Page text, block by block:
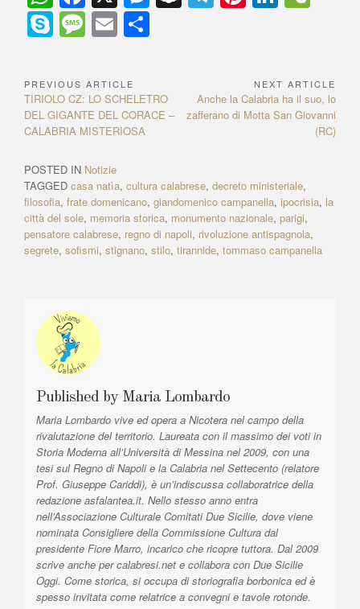
h
at
s
A
p
a
c
e
b
o
k
n
g h
a
m
e
st
e
dI
n
h
at
S
ky
p
e
M
e
ss
a
g
E
m
ail
di
vi
N
a
v
g
a
z
i
PREVIOUS ARTICLE
P
r
e
i
o
u
s
A
r
t
TIRIOLO CZ: LO SCHELETRO
DEL GIGANTE DEL CORACE –
CALABRIA MISTERIOSA
NEXT ARTICLE
N
e
t
i
c
e
Anche la Calabria ha il suo, lo
zafferano di Motta San Giovanni
(RC)
POSTED IN Notizie
TAGGED casa natìa, cultura calabrese, decreto ministeriale,
filosofia, frate domenicano, giandomenico campanella, ipocrisia, la
città del sole, memoria storica, monumento nazionale, parigi,
pensatore calabrese, regno di napoli, rivoluzione antispagnola,
segrete, sofismi, stignano, stilo, tirannide, tommaso campanella
Published byMaria Lombardo
Maria Lombardo vive ed opera a Nicotera nel campo della
rivalutazione del territorio. Laureata con il massimo dei voti in
Storia Moderna all’Università di Messina nel 2009, con una
tesi sul Regno di Napoli e la Calabria nel Settecento (relatore
Prof. Giuseppe Cariddi), è un’indiscussa collaboratrice della
redazione asfalantea.it. Nello stesso anno entra
nell’Associazione Culturale Comitati Due Sicilie, dove viene
nominata Consigliere della Commissione Cultura dal
presidente Fiore Marro, incarico che ricopre tuttora. Dal 2009
scrive anche per calabresi.net e collabora con Due Sicilie
Oggi. Come storica, si occupa di storiografia borbonica ed è
spesso invitata come relatrice a convegni e tavole rotonde.